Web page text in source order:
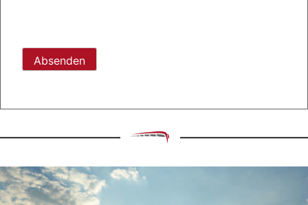
Feld
leer.